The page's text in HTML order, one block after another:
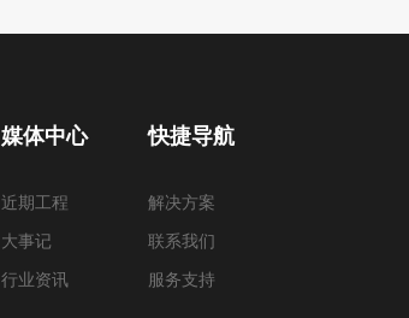
媒体中心
近期工程
大事记
行业资讯
快捷导航
解决方案
联系我们
服务支持